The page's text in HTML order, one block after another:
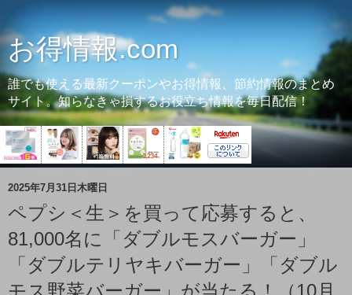
お得情報.com
誰でも使える最新クーポンやお得情報、節約情報のまとめ
サイト。知らなきゃ損するお役立ち情報を毎日配信！
2025年7月31日木曜日
ペプシ＜生＞を買って応募すると、
81,000名に「ダブルモスバーガー」
「ダブルテリヤキバーガー」「ダブル
モス野菜バーガー」が当たる！（10月